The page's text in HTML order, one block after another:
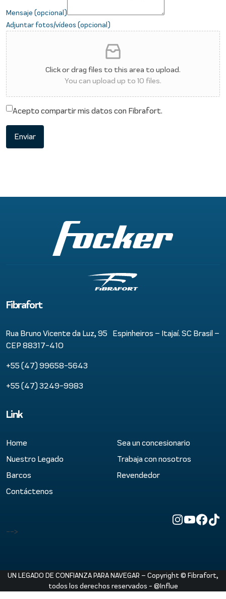
Mensaje (opcional)
Adjuntar fotos/vídeos (opcional)
Click or drag files to this area to upload.
You can upload up to 10 files.
Acepto compartir mis datos con Fibrafort.
Enviar
Fibrafort
Rua Bruno Vicente da Luz, 95 Espinheiros – Itajaí. SC Brasil –
CEP 88317-410
+55 (47) 99658-5643
+55 (47) 3249-9983
Link
Home
Nuestro Legado
Barcos
Contáctenos
Sea un concesionario
Trabaja con nosotros
Revendedor
-->
UN LEGADO DE CONFIANZA PARA NAVEGAR – Copyright © Fibrafort,
todos los derechos reservados - @Influe